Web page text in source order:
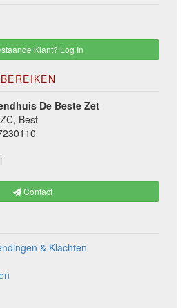
Klant? Log In
De Beste Zet
Best
Contact
& Klachten